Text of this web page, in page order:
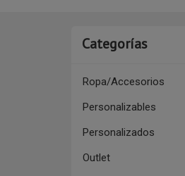
Categorías
Ropa/Accesorios
Personalizables
Personalizados
Outlet